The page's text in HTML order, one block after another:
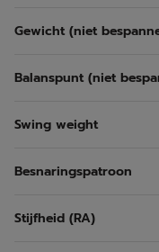
Gewicht (niet
Balanspunt (niet
Swing weight
Besnaringspatroon
Stijfheid (RA)